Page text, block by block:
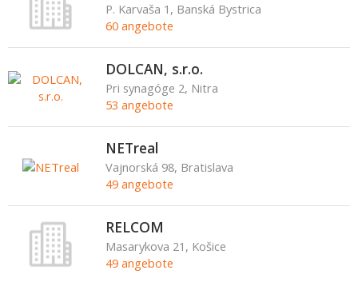
P. Karvaša 1, Banská Bystrica
60 angebote
DOLCAN, s.r.o.
Pri synagóge 2, Nitra
53 angebote
NETreal
Vajnorská 98, Bratislava
49 angebote
RELCOM
Masarykova 21, Košice
49 angebote